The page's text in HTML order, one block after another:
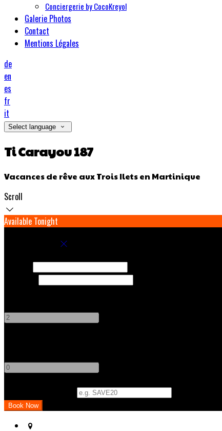
Conciergerie by CocoKreyol
Galerie Photos
Contact
Mentions Légales
de
en
es
fr
it
Select language
Ti Carayou 187
Vacances de rêve aux Trois Ilets en Martinique
Scroll
Available Tonight